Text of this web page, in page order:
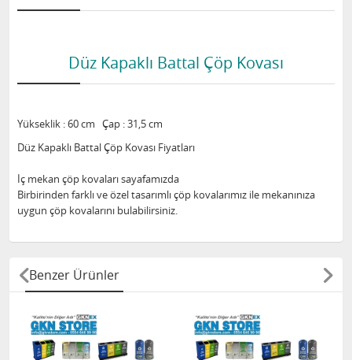
Düz Kapaklı Battal Çöp Kovası
Yükseklik : 60 cm Çap : 31,5 cm
Düz Kapaklı Battal Çöp Kovası Fiyatları
İç mekan çöp kovaları sayafamızda
Birbirinden farklı ve özel tasarımlı çöp kovalarımız ile mekanınıza
uygun çöp kovalarını bulabilirsiniz.
Benzer Ürünler